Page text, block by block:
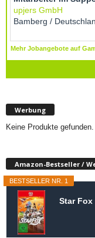
Werbung
Keine Produkte gefunden.
Amazon-Bestseller /
BESTSELLER NR. 1
Star